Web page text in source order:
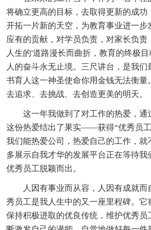
将确立更高的目标，去取得更新的成功
开拓一片新的天空，为教育事业进一步
应有的贡献，对学员负责，对家长负责
人生的'道路漫长而曲折，教育的终极
人的奋斗永无止境。三尺讲台，是我们
书育人这一神圣使命你用金钱无法衡量
去追求、去挑战、去创造更美的明天。
这一年我做到了对工作的热爱，通
这份热爱结出了果实——获得“优秀员
我们能热爱公司，热爱自己的工作，就
多展示自我才华的发展平台正在等待我
优秀员工脱颖而出。
人因有事业而从容，人因有成就而
秀员工是我人生中的又一座里程碑。它
保持积极进取的优良传统，维护优秀员